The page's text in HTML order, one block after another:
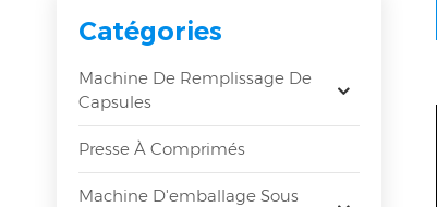
Catégories
Machine De Remplissage De
Capsules
Presse À Comprimés
Machine D'emballage Sous